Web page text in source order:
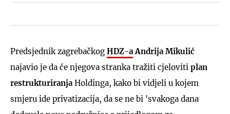
Predsjednik zagrebačkog HDZ-a Andrija Mikulić
najavio je da će njegova stranka tražiti cjeloviti plan
restrukturiranja Holdinga, kako bi vidjeli u kojem
smjeru ide privatizacija, da se ne bi 'svakoga dana